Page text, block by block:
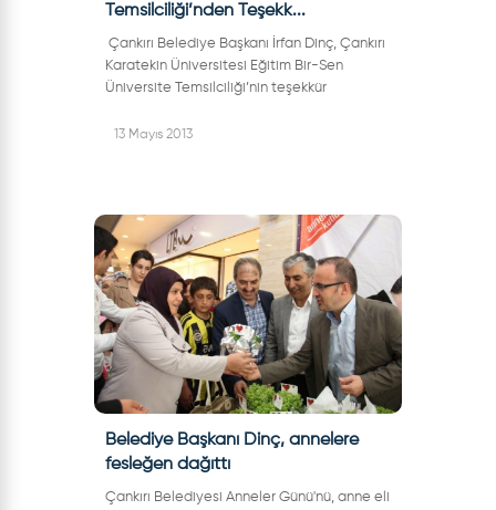
Temsilciliği’nden Teşekk...
Çankırı Belediye Başkanı İrfan Dinç, Çankırı
Karatekin Üniversitesi Eğitim Bir-Sen
Üniversite Temsilciliği’nin teşekkür
olduklarını söyledi. Çankı...
13 Mayıs 2013
Belediye Başkanı Dinç, annelere
fesleğen dağıttı
Çankırı Belediyesi Anneler Günü'nü, anne eli